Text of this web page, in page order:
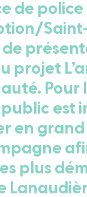
de police
projet
Pour
public est
en grand
plus